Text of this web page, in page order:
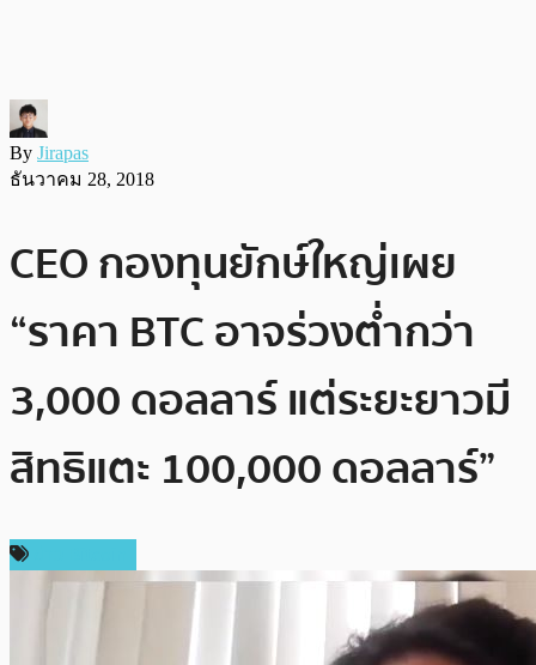
By Jirapas
ธันวาคม 28, 2018
CEO กองทุนยักษ์ใหญ่เผย
“ราคา BTC อาจร่วงต่ำกว่า
3,000 ดอลลาร์ แต่ระยะยาวมี
สิทธิแตะ 100,000 ดอลลาร์”